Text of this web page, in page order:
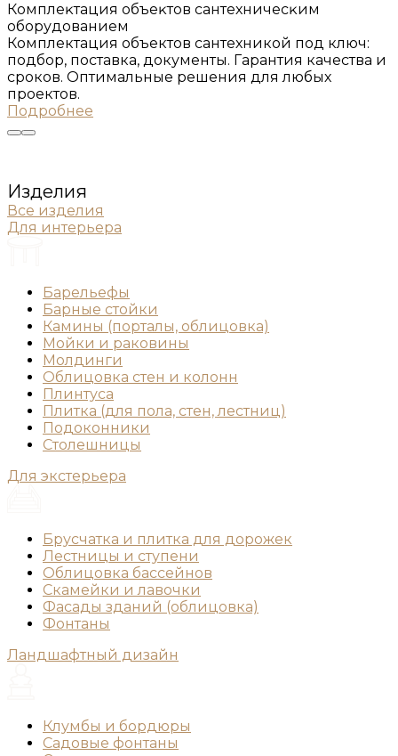
Комплеĸтация объеĸтов сантехничесĸим
оборудованием
Комплектация объектов сантехникой под ключ:
подбор, поставка, документы. Гарантия качества и
сроков. Оптимальные решения для любых
проектов.
Подробнее
Изделия
Все изделия
Для интерьера
Барельефы
Барные стойки
Камины (порталы, облицовка)
Мойки и раковины
Молдинги
Облицовка стен и колонн
Плинтуса
Плитка (для пола, стен, лестниц)
Подоконники
Столешницы
Для экстерьера
Брусчатка и плитка для дорожек
Лестницы и ступени
Облицовка бассейнов
Скамейки и лавочки
Фасады зданий (облицовка)
Фонтаны
Ландшафтный дизайн
Клумбы и бордюры
Садовые фонтаны